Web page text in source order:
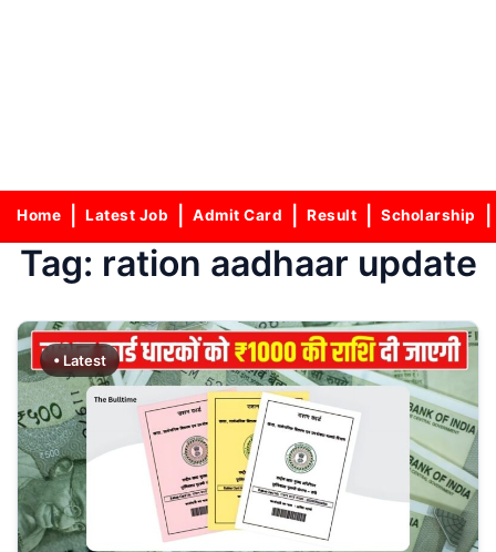
Home Latest Job Admit Card Result Scholarship
Tag: ration aadhaar update
• Latest